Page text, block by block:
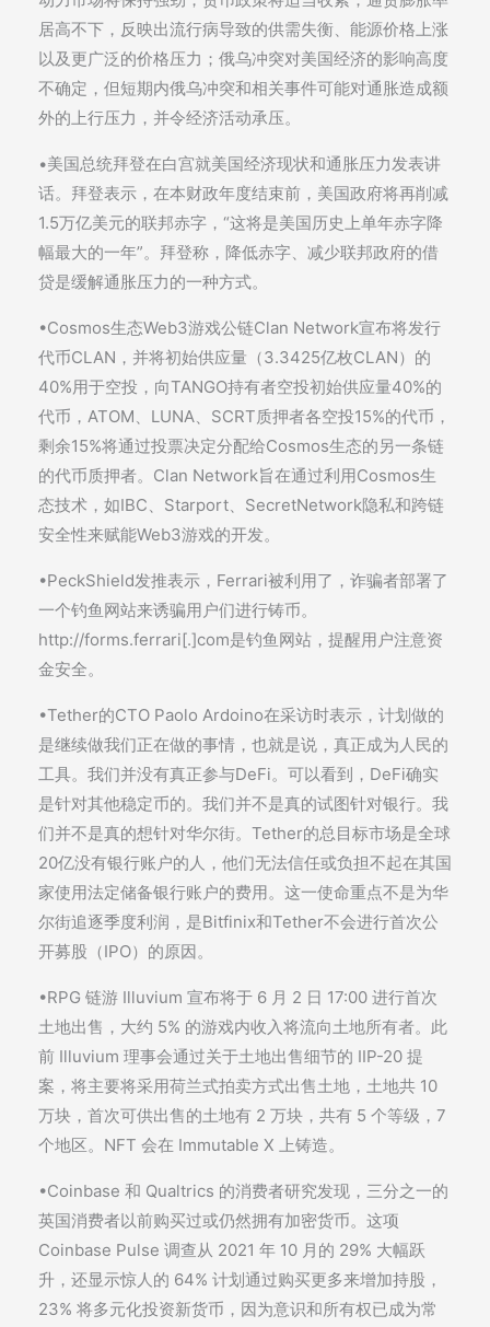
居高不下，反映出流行病导致的供需失衡、能源价格上涨
以及更广泛的价格压力；俄乌冲突对美国经济的影响高度
不确定，但短期内俄乌冲突和相关事件可能对通胀造成额
外的上行压力，并令经济活动承压。
•美国总统拜登在白宫就美国经济现状和通胀压力发表讲
话。拜登表示，在本财政年度结束前，美国政府将再削减
1.5万亿美元的联邦赤字，“这将是美国历史上单年赤字降
幅最大的一年”。拜登称，降低赤字、减少联邦政府的借
贷是缓解通胀压力的一种方式。
•Cosmos生态Web3游戏公链Clan Network宣布将发行
代币CLAN，并将初始供应量（3.3425亿枚CLAN）的
40%用于空投，向TANGO持有者空投初始供应量40%的
代币，ATOM、LUNA、SCRT质押者各空投15%的代币，
剩余15%将通过投票决定分配给Cosmos生态的另一条链
的代币质押者。Clan Network旨在通过利用Cosmos生
态技术，如IBC、Starport、SecretNetwork隐私和跨链
安全性来赋能Web3游戏的开发。
•PeckShield发推表示，Ferrari被利用了，诈骗者部署了
一个钓鱼网站来诱骗用户们进行铸币。
http://forms.ferrari[.]com是钓鱼网站，提醒用户注意资
金安全。
•Tether的CTO Paolo Ardoino在采访时表示，计划做的
是继续做我们正在做的事情，也就是说，真正成为人民的
工具。我们并没有真正参与DeFi。可以看到，DeFi确实
是针对其他稳定币的。我们并不是真的试图针对银行。我
们并不是真的想针对华尔街。Tether的总目标市场是全球
20亿没有银行账户的人，他们无法信任或负担不起在其国
家使用法定储备银行账户的费用。这一使命重点不是为华
尔街追逐季度利润，是Bitfinix和Tether不会进行首次公
开募股（IPO）的原因。
•RPG 链游 Illuvium 宣布将于 6 月 2 日 17:00 进行首次
土地出售，大约 5% 的游戏内收入将流向土地所有者。此
前 Illuvium 理事会通过关于土地出售细节的 IIP-20 提
案，将主要将采用荷兰式拍卖方式出售土地，土地共 10
万块，首次可供出售的土地有 2 万块，共有 5 个等级，7
个地区。NFT 会在 Immutable X 上铸造。
•Coinbase 和 Qualtrics 的消费者研究发现，三分之一的
英国消费者以前购买过或仍然拥有加密货币。这项
Coinbase Pulse 调查从 2021 年 10 月的 29% 大幅跃
升，还显示惊人的 64% 计划通过购买更多来增加持股，
23% 将多元化投资新货币，因为意识和所有权已成为常